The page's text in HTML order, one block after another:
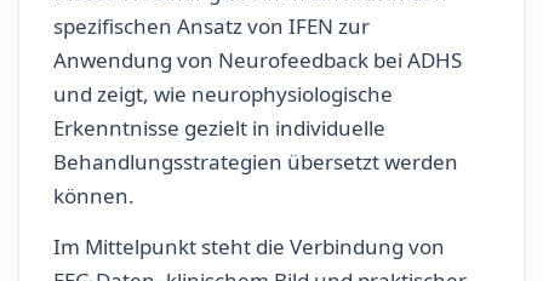
spezifischen Ansatz von IFEN zur
Anwendung von Neurofeedback bei ADHS
und zeigt, wie neurophysiologische
Erkenntnisse gezielt in individuelle
Behandlungsstrategien übersetzt werden
können.
Im Mittelpunkt steht die Verbindung von